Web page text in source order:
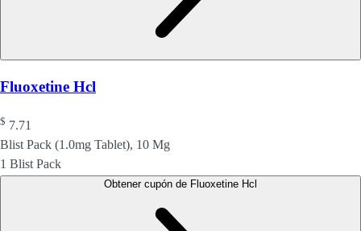
Fluoxetine Hcl
$ 7.71
Blist Pack (1.0mg Tablet), 10 Mg
1 Blist Pack